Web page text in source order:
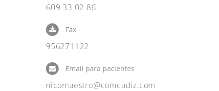
609 33 02 86
Fax
956271122
Email para pacientes
nicomaestro@comcadiz.com